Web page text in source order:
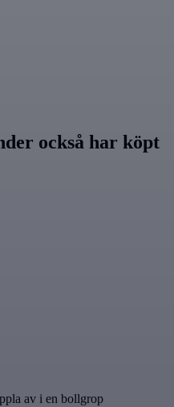
också har köpt
av i en bollgrop